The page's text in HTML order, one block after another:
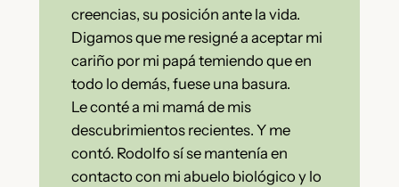
creencias, su posición ante la vida.
Digamos que me resigné a aceptar mi
cariño por mi papá temiendo que en
todo lo demás, fuese una basura.
Le conté a mi mamá de mis
descubrimientos recientes. Y me
contó. Rodolfo sí se mantenía en
contacto con mi abuelo biológico y lo